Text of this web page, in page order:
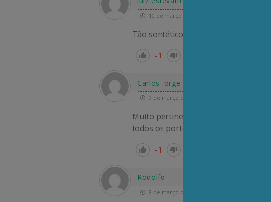
10 de março de 2025 13:47
Tão sontético como certeiro.
-1
Carlos Jorge Abreu
9 de março de 2025 17:14
Muito pertinente e equilibrada a
todos os portes, de PCH às
-1
Rodolfo
8 de março de 2025 18:38